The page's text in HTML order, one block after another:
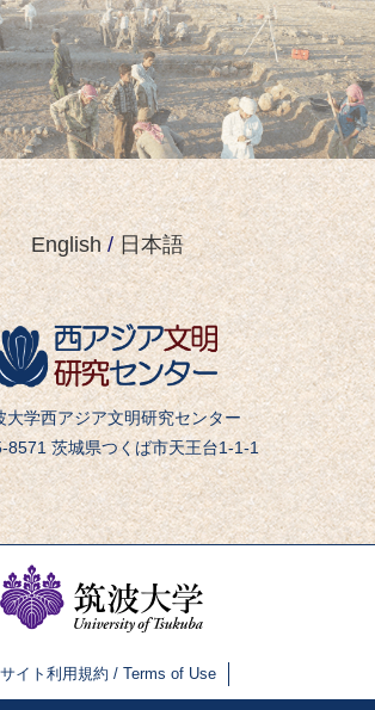
English/日本語
大学西アジア文明研究センター
8571 茨城県つくば市天王台1-1-1
サイト利用規約 / Terms of Use